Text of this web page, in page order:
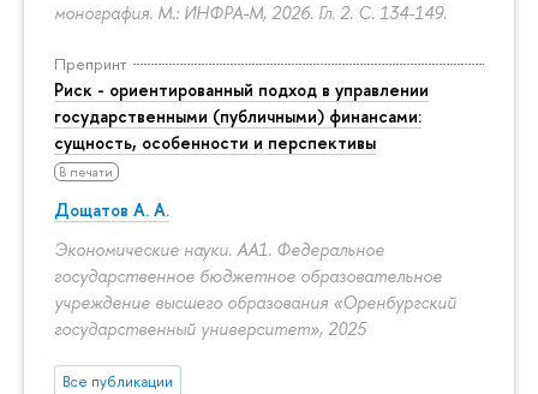
монография. М.: ИНФРА-М, 2026. Гл. 2. С. 134-149.
Препринт
Риск - ориентированный подход в управлении
государственными (публичными) финансами:
сущность, особенности и перспективы
В печати
Дощатов А. А.
Экономические науки. АА1. Федеральное
государственное бюджетное образовательное
учреждение высшего образования «Оренбургский
государственный университет», 2025
Все публикации